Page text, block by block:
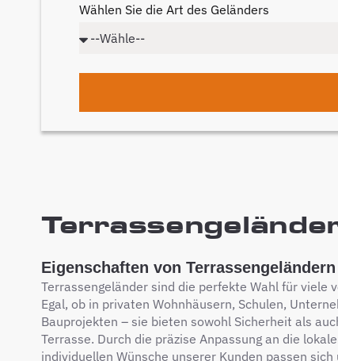
Wählen Sie die Art des Geländers
Eigenschaften von Terrassengeländern
Terrassengeländer sind die perfekte Wahl für viele
Egal, ob in privaten Wohnhäusern, Schulen,
Bauprojekten – sie bieten sowohl Sicherheit als
Terrasse. Durch die präzise Anpassung an die
individuellen Wünsche unserer Kunden passen